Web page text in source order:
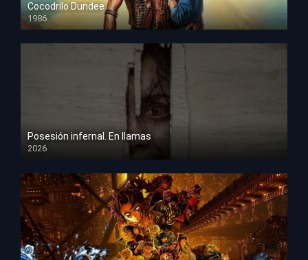
Cocodrilo Dundee
1986
HD 1080p
Posesión infernal. En llamas
2026
HD 1080p